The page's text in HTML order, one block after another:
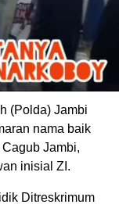
(Polda) Jambi
nama baik
Jambi,
inisial ZI.
Ditreskrimum